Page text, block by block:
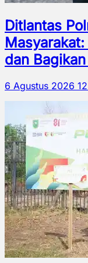
Ditlantas
dan
6 Agustus 2026